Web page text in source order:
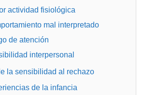
actividad fisiológica
mal interpretado
de atención
interpersonal
la sensibilidad al rechazo
de la infancia